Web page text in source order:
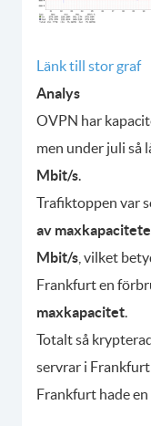
Länk till stor graf
Analys
OVPN har
men under juli så
Mbit/s.
Trafiktoppen var
av
Mbit/s , vilket
Frankfurt en
maxkapacitet.
Totalt så
servrar i Frankfurt
Frankfurt hade